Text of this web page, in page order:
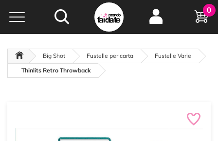
Hobby e
creatività...
oltre 15 anni online
0
Big Shot Fustelle per carta
Fustelle Varie
Thinlits Retro Throwback